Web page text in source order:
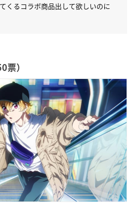
くるコラボ商品出して欲しいのに
票）